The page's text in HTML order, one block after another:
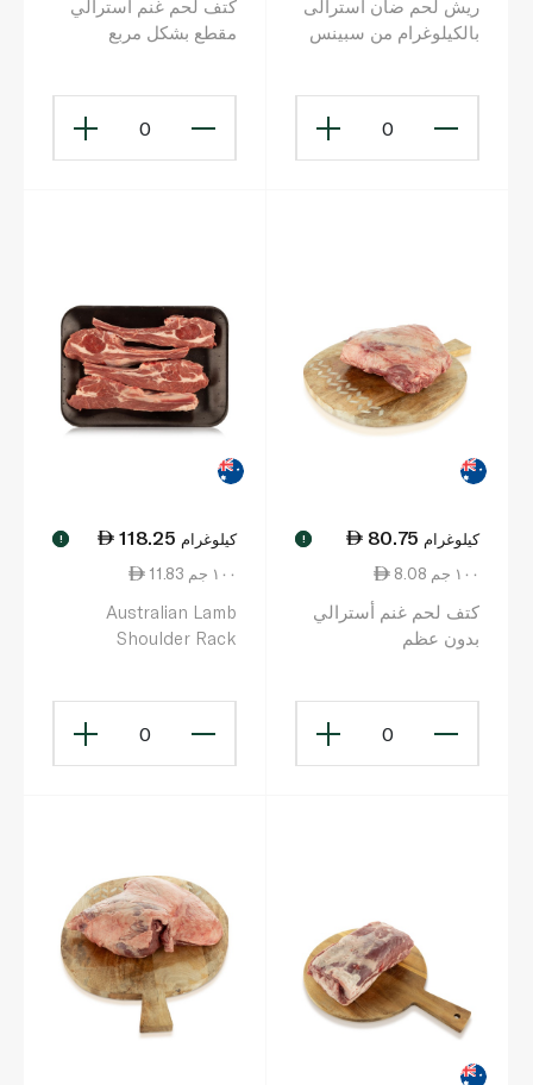
ريش لحم ضأن استرالى
بالكيلوغرام من سبينس
0
كتف لحم غنم أسترالي
مقطع بشكل مربع
0
80.75 كيلوغرام !
8.08 ١٠٠ جم
كتف لحم غنم أسترالي
بدون عظم
0
118.25 كيلوغرام !
11.83 ١٠٠ جم
Australian Lamb
Shoulder Rack
0